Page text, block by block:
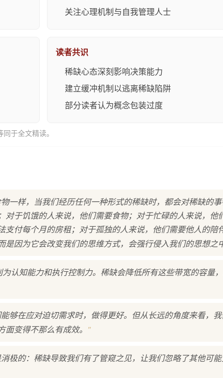
关注心理机制与自我管理人士
读者共识
稀缺心态深刻影响决策能力
建立缓冲机制以逃离稀缺陷阱
部分读者认为概念包装过度
于全文精读。
一样，当我们经历任何一种形式的稀缺时，都会对稀缺的事
于饥饿的人来说，他们需要食物；对于忙碌的人来说，他
支付每个月的房租；对于孤独的人来说，他们需要他人的陪
因为它会改变我们的思维方式，会强行侵入我们的思想之
认知能力和执行控制力。稀缺会降低所有这些带宽的容量
够在应对迫切需求时，做得更好。但从长远的角度来看，
变得不那么有成效。
"
极的：稀缺导致我们有了管窥之见，让我们忽略了其他可